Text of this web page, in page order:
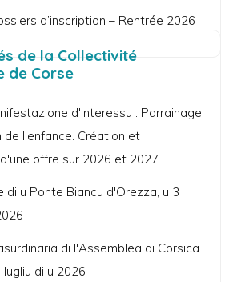
d’inscription – Rentrée 2026
de la Collectivité
de Corse
d'interessu : Parrainage
de l'enfance. Création et
offre sur 2026 et 2027
di u Ponte Biancu d'Orezza, u 3
di l'Assemblea di Corsica
di u 2026